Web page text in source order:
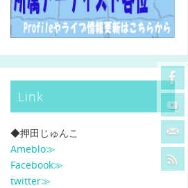
Link
◆押田じゅんこ
Ameblo≫
Facebook≫
twitter≫